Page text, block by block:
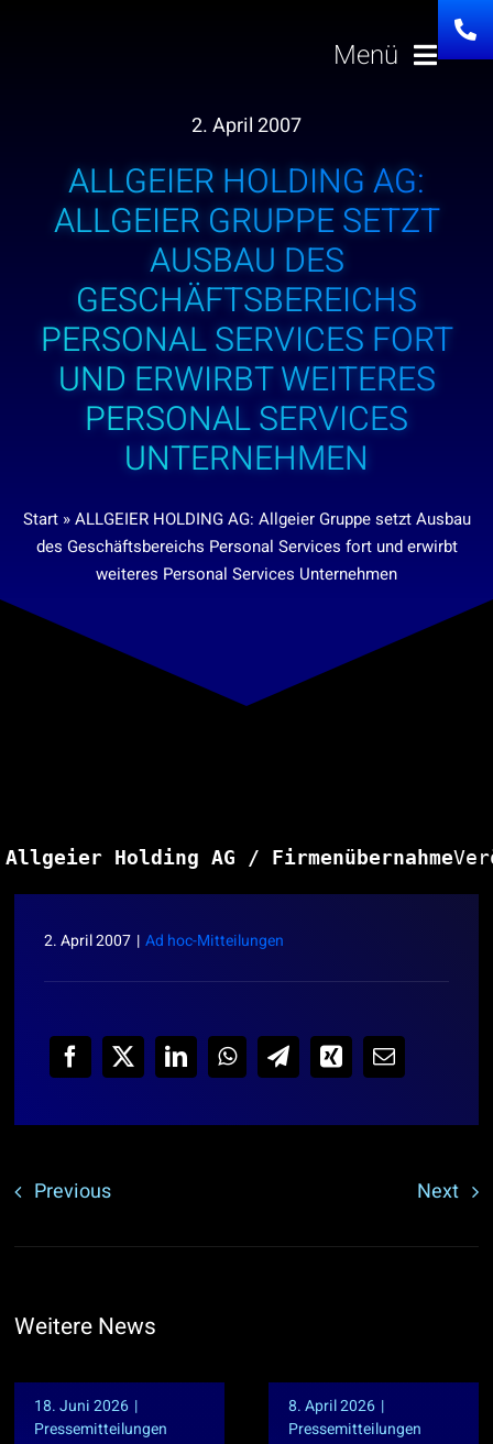
Menü
Lösungen
Über uns
Investor
Karriere
News
nach:
2. April 2007
ALLGEIER HOLDING AG:
ALLGEIER GRUPPE SETZT
AUSBAU DES
GESCHÄFTSBEREICHS
PERSONAL SERVICES FORT
UND ERWIRBT WEITERES
PERSONAL SERVICES
UNTERNEHMEN
Start»ALLGEIER HOLDING AG: Allgeier Gruppe setzt Ausbau
des Geschäftsbereichs Personal Services fort und erwirbt
weiteres Personal Services Unternehmen
Allgeier Holding AG / Firmenübernahme
2. April 2007 | Ad hoc-Mitteilungen
Previous Next
Weitere News
18. Juni 2026 |
Pressemitteilungen
8. April 2026 |
Pressemitteilungen